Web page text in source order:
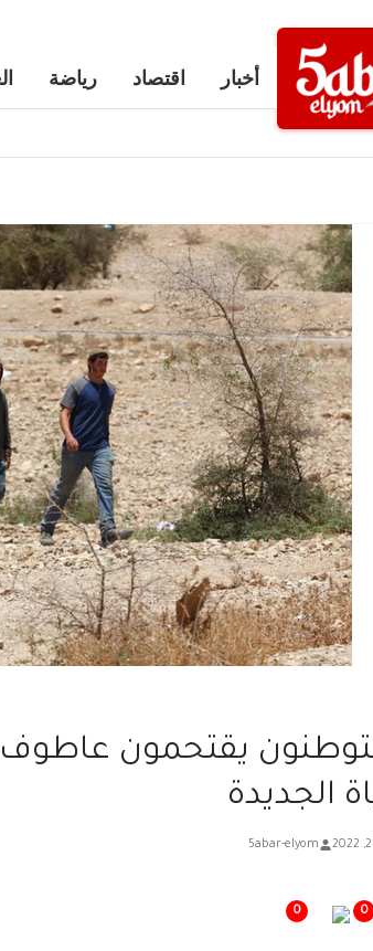
أخبار اقتصاد رياضة
يقتحمون عاطوف
الجديدة
5abar-elyom
0
0